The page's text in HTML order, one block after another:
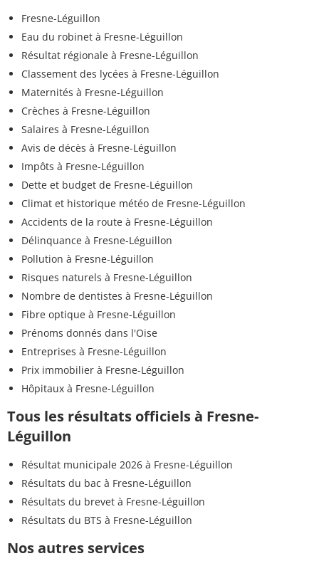
Fresne-Léguillon
Eau du robinet à Fresne-Léguillon
Résultat régionale à Fresne-Léguillon
Classement des lycées à Fresne-Léguillon
Maternités à Fresne-Léguillon
Crèches à Fresne-Léguillon
Salaires à Fresne-Léguillon
Avis de décès à Fresne-Léguillon
Impôts à Fresne-Léguillon
Dette et budget de Fresne-Léguillon
Climat et historique météo de Fresne-Léguillon
Accidents de la route à Fresne-Léguillon
Délinquance à Fresne-Léguillon
Pollution à Fresne-Léguillon
Risques naturels à Fresne-Léguillon
Nombre de dentistes à Fresne-Léguillon
Fibre optique à Fresne-Léguillon
Prénoms donnés dans l'Oise
Entreprises à Fresne-Léguillon
Prix immobilier à Fresne-Léguillon
Hôpitaux à Fresne-Léguillon
Tous les résultats officiels à Fresne-
Léguillon
Résultat municipale 2026 à Fresne-Léguillon
Résultats du bac à Fresne-Léguillon
Résultats du brevet à Fresne-Léguillon
Résultats du BTS à Fresne-Léguillon
Nos autres services